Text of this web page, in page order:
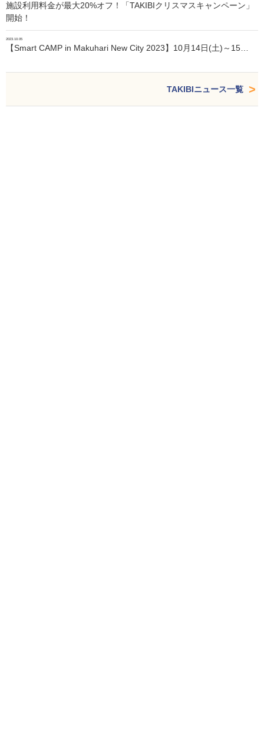
施設利用料金が最大20%オフ！「TAKIBIクリスマスキャンペーン」
開始！
2023.10.05
【Smart CAMP in Makuhari New City 2023】10月14日(土)～15…
TAKIBIニュース一覧